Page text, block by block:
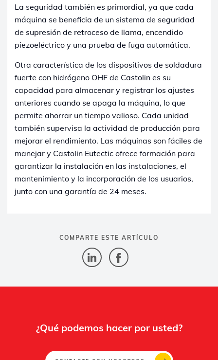
La seguridad también es primordial, ya que cada
máquina se beneficia de un sistema de seguridad
de supresión de retroceso de llama, encendido
piezoeléctrico y una prueba de fuga automática.
Otra característica de los dispositivos de soldadura
fuerte con hidrógeno OHF de Castolin es su
capacidad para almacenar y registrar los ajustes
anteriores cuando se apaga la máquina, lo que
permite ahorrar un tiempo valioso. Cada unidad
también supervisa la actividad de producción para
mejorar el rendimiento. Las máquinas son fáciles de
manejar y Castolin Eutectic ofrece formación para
garantizar la instalación en las instalaciones, el
mantenimiento y la incorporación de los usuarios,
junto con una garantía de 24 meses.
COMPARTE ESTE ARTÍCULO
¿Qué podemos hacer por usted?